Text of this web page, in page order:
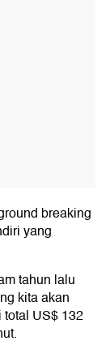
breaking
yang
tahun lalu
kita akan
total US$ 132